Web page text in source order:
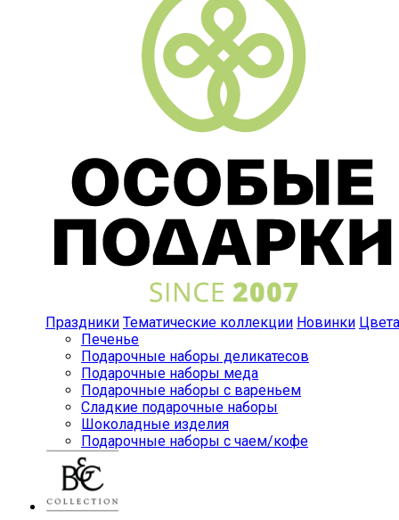
Праздники Тематические коллекции Новинки Цвета
Печенье
Подарочные наборы деликатесов
Подарочные наборы меда
Подарочные наборы с вареньем
Сладкие подарочные наборы
Шоколадные изделия
Подарочные наборы с чаем/кофе